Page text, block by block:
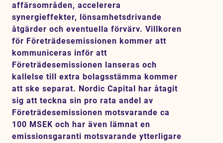
affärsområden, accelerera
synergieffekter, lönsamhetsdrivande
åtgärder och eventuella förvärv. Villkoren
för Företrädesemissionen kommer att
kommuniceras inför att
Företrädesemissionen lanseras och
kallelse till extra bolagsstämma kommer
att ske separat. Nordic Capital har åtagit
sig att teckna sin pro rata andel av
Företrädesemissionen motsvarande ca
100 MSEK och har även lämnat en
emissionsgaranti motsvarande ytterligare